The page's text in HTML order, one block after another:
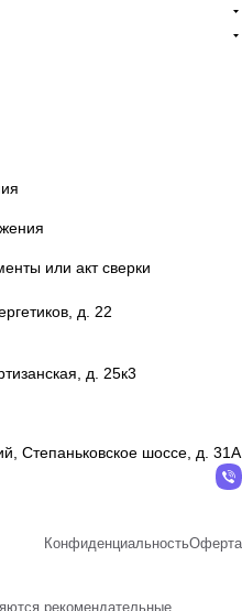
или акт сверки
д. 22
д. 25к3
Степаньковское шоссе, д. 31А
КонфиденциальностьОферта
рекомендательные